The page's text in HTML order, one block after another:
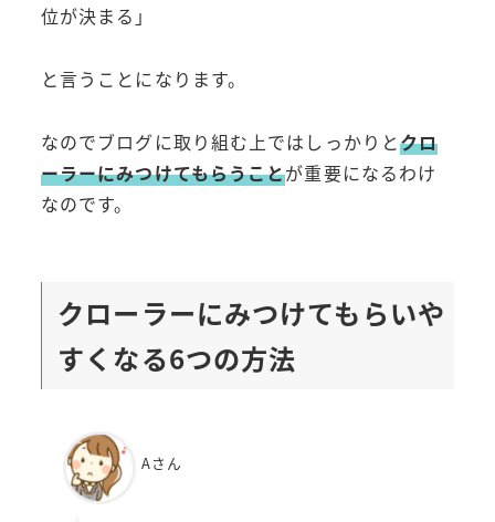
位が決まる」
と言うことになります。
なのでブログに取り組む上ではしっかりとクロ
ーラーにみつけてもらうことが重要になるわけ
なのです。
クローラーにみつけてもらいや
すくなる6つの方法
Aさん